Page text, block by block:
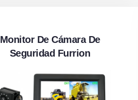
Monitor De Cámara De
Seguridad Furrion